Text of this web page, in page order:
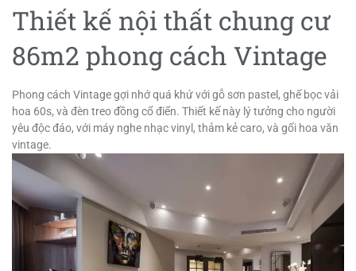
Thiết kế nội thất chung cư
86m2 phong cách Vintage
Phong cách Vintage gợi nhớ quá khứ với gỗ sơn pastel, ghế bọc vải
hoa 60s, và đèn treo đồng cổ điển. Thiết kế này lý tưởng cho người
yêu độc đáo, với máy nghe nhạc vinyl, thảm kẻ caro, và gối hoa văn
vintage.